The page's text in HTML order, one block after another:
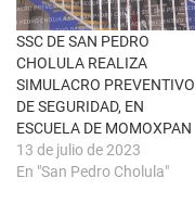
a
n
u
e
v
a
SSC DE SAN PEDRO
CHOLULA REALIZA
SIMULACRO PREVENTIVO
DE SEGURIDAD, EN
ESCUELA DE MOMOXPAN
13 de julio de 2023
En "San Pedro Cholula"